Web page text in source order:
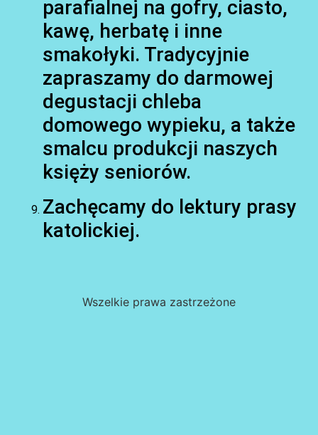
parafialnej na gofry, ciasto,
kawę, herbatę i inne
smakołyki. Tradycyjnie
zapraszamy do darmowej
degustacji chleba
domowego wypieku, a także
smalcu produkcji naszych
księży seniorów.
Zachęcamy do lektury prasy
katolickiej.
Wszelkie prawa zastrzeżone